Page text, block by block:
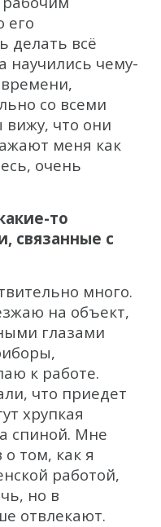
его
делать всё
научились чему-
со всеми
вижу, что они
меня как
очень
то
связанные с
много.
на объект,
глазами
к работе.
что приедет
хрупкая
спиной. Мне
том, как я
работой,
но в
отвлекают.